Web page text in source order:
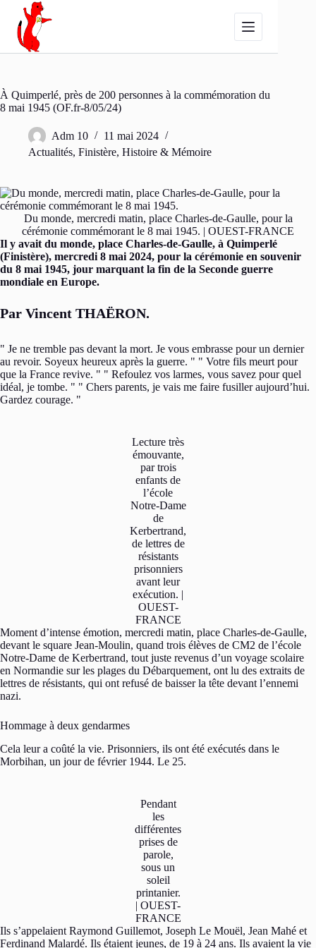
Passer
contenu
À Quimperlé, près de 200 personnes à la commémoration du
8 mai 1945 (OF.fr-8/05/24)
Adm 10
11 mai 2024
Actualités, Finistère, Histoire & Mémoire
Du monde, mercredi matin, place Charles-de-Gaulle, pour la
cérémonie commémorant le 8 mai 1945. | OUEST-FRANCE
Il y avait du monde, place Charles-de-Gaulle, à Quimperlé
(Finistère), mercredi 8 mai 2024, pour la cérémonie en souvenir
du 8 mai 1945, jour marquant la fin de la Seconde guerre
mondiale en Europe.
Par Vincent THAËRON.
Je ne tremble pas devant la mort. Je vous embrasse pour un dernier
au revoir. Soyeux heureux après la guerre.
Votre fils meurt pour
que la France revive.
Refoulez vos larmes, vous savez pour quel
idéal, je tombe.
Chers parents, je vais me faire fusiller aujourd’hui.
Gardez courage.
Lecture très
émouvante,
par trois
enfants de
l’école
Notre-Dame
de
Kerbertrand,
de lettres de
résistants
prisonniers
avant leur
exécution. |
OUEST-
FRANCE
Moment d’intense émotion, mercredi matin, place Charles-de-Gaulle,
devant le square Jean-Moulin, quand trois élèves de CM2 de l’école
Notre-Dame de Kerbertrand, tout juste revenus d’un voyage scolaire
en Normandie sur les plages du Débarquement, ont lu des extraits de
lettres de résistants, qui ont refusé de baisser la tête devant l’ennemi
nazi.
Hommage à deux gendarmes
Cela leur a coûté la vie. Prisonniers, ils ont été exécutés dans le
Morbihan, un jour de février 1944. Le 25.
Pendant
les
différentes
prises de
parole,
sous un
soleil
printanier.
| OUEST-
FRANCE
Ils s’appelaient Raymond Guillemot, Joseph Le Mouël, Jean Mahé et
Ferdinand Malardé. Ils étaient jeunes, de 19 à 24 ans. Ils avaient la vie